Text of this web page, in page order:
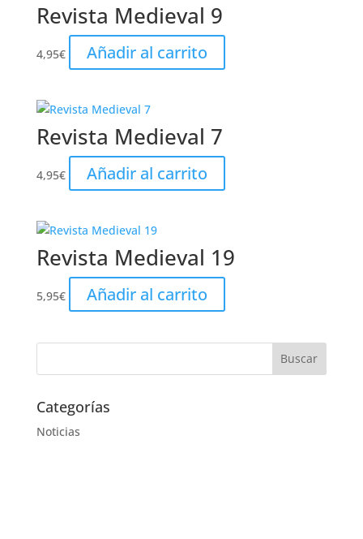
Revista Medieval 9
4,95€ Añadir al carrito
Revista Medieval 7
4,95€ Añadir al carrito
Revista Medieval 19
5,95€ Añadir al carrito
Categorías
Noticias